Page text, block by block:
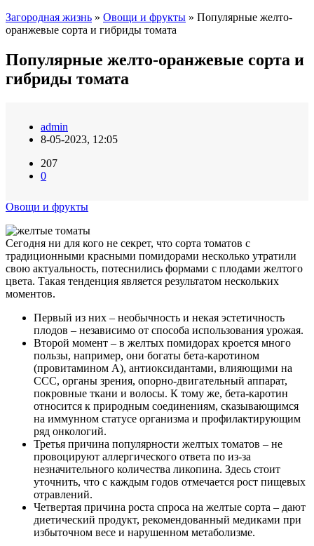
Загородная жизнь » Овощи и фрукты » Популярные желто-
оранжевые сорта и гибриды томата
Популярные желто-оранжевые сорта и
гибриды томата
admin
8-05-2023, 12:05
207
0
Овощи и фрукты
Сегодня ни для кого не секрет, что сорта томатов с
традиционными красными помидорами несколько утратили
свою актуальность, потеснились формами с плодами желтого
цвета. Такая тенденция является результатом нескольких
моментов.
Первый из них – необычность и некая эстетичность
плодов – независимо от способа использования урожая.
Второй момент – в желтых помидорах кроется много
пользы, например, они богаты бета-каротином
(провитамином А), антиоксидантами, влияющими на
ССС, органы зрения, опорно-двигательный аппарат,
покровные ткани и волосы. К тому же, бета-каротин
относится к природным соединениям, сказывающимся
на иммунном статусе организма и профилактирующим
ряд онкологий.
Третья причина популярности желтых томатов – не
провоцируют аллергического ответа по из-за
незначительного количества ликопина. Здесь стоит
уточнить, что с каждым годов отмечается рост пищевых
отравлений.
Четвертая причина роста спроса на желтые сорта – дают
диетический продукт, рекомендованный медиками при
избыточном весе и нарушенном метаболизме.